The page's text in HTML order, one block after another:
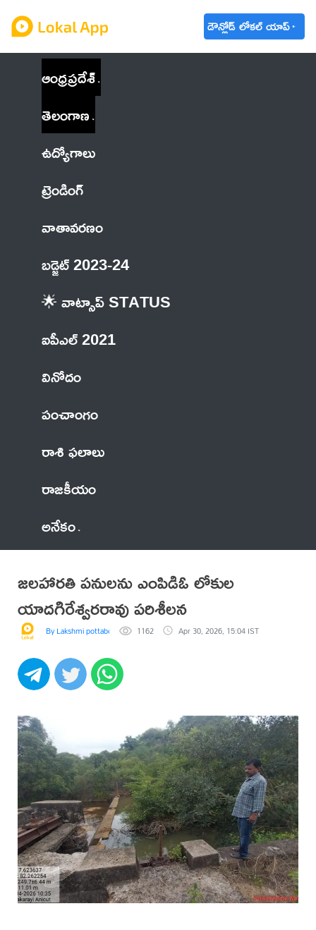
డౌన్లోడ్ లోకల్ యాప్
ఆంధ్రప్రదేశ్
తెలంగాణ
ఉద్యోగాలు
ట్రెండింగ్
వాతావరణం
బడ్జెట్ 2023-24
🌟 వాట్సాప్ STATUS
ఐపీఎల్ 2021
వినోదం
పంచాంగం
రాశి ఫలాలు
రాజకీయం
అనేకం
జలహారతి పనులను ఎంపిడిఓ లోకుల
యాదగిరేశ్వరరావు పరిశీలన
By Lakshmi pottaboyina 1162 Apr 30, 2026, 15:04 IST